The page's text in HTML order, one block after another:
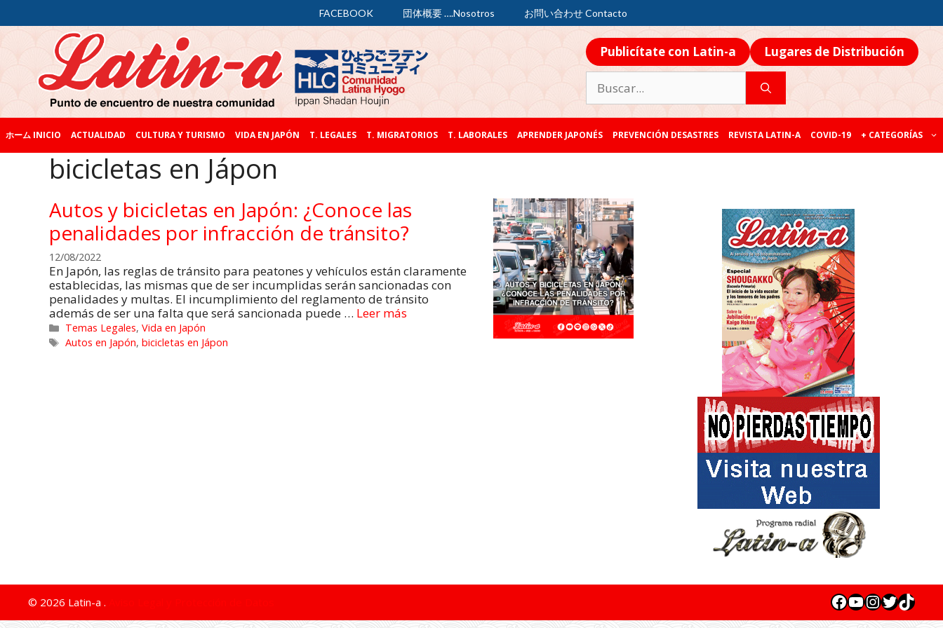
FACEBOOK 団体概要 ….Nosotros お問い合わせ Contacto
Publicítate con Latin-a Lugares de Distribución
ホーム INICIO ACTUALIDAD CULTURA Y TURISMO VIDA EN JAPÓN T. LEGALES T. MIGRATORIOS T. LABORALES APRENDER JAPONÉS PREVENCIÓN DESASTRES REVISTA LATIN-A COVID-19 + CATEGORÍAS
bicicletas en Jápon
Autos y bicicletas en Japón: ¿Conoce las
penalidades por infracción de tránsito?
12/08/2022
En Japón, las reglas de tránsito para peatones y vehículos están claramente
establecidas, las mismas que de ser incumplidas serán sancionadas con
penalidades y multas. El incumplimiento del reglamento de tránsito
además de ser una falta que será sancionada puede … Leer más
Temas Legales,Vida en Japón
Autos en Japón,bicicletas en Jápon
© 2026 Latin-a .